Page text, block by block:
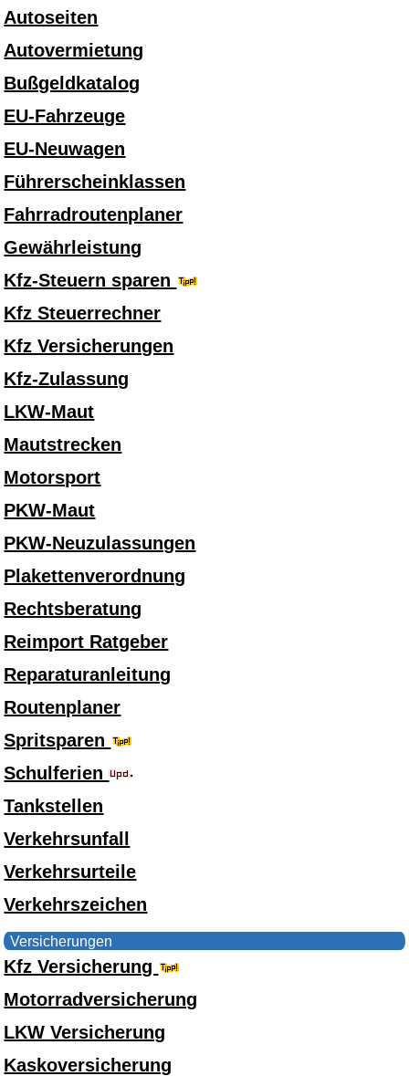
Autoseiten
Autovermietung
Bußgeldkatalog
EU-Fahrzeuge
EU-Neuwagen
Führerscheinklassen
Fahrradroutenplaner
Gewährleistung
Kfz-Steuern sparen
Kfz Steuerrechner
Kfz Versicherungen
Kfz-Zulassung
LKW-Maut
Mautstrecken
Motorsport
PKW-Maut
PKW-Neuzulassungen
Plakettenverordnung
Rechtsberatung
Reimport Ratgeber
Reparaturanleitung
Routenplaner
Spritsparen
Schulferien
Tankstellen
Verkehrsunfall
Verkehrsurteile
Verkehrszeichen
Versicherungen
Kfz Versicherung
Motorradversicherung
LKW Versicherung
Kaskoversicherung